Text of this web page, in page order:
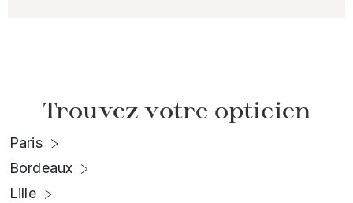
Trouvez votre opticien
Paris
Bordeaux
Lille